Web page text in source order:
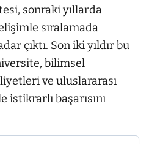
sonraki yıllarda
sıralamada
çıktı. Son iki yıldır bu
bilimsel
ve uluslararası
başarısını